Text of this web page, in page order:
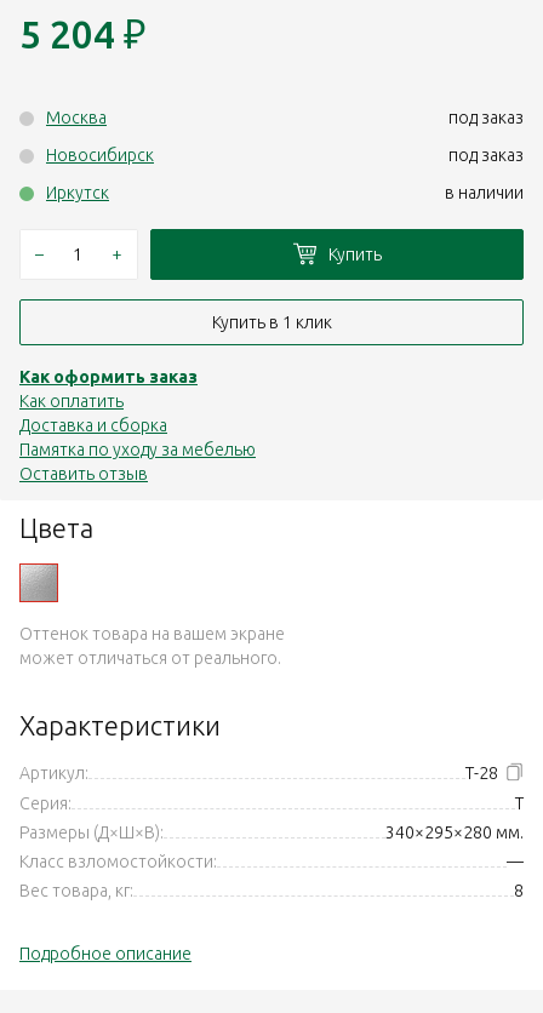
Цвета
Оттенок товара на вашем экране
может отличаться от реального.
Характеристики
Артикул:
Т-28
Серия:
T
Размеры (Д×Ш×В):
340×295×280 мм.
Класс взломостойкости:
—
Вес товара, кг:
8
Подробное описание
5 204 ₽
Москва
под заказ
Новосибирск
под заказ
Иркутск
в наличии
– + Купить
Купить в 1 клик
Как оформить заказ
Как оплатить
Доставка и сборка
Памятка по уходу за мебелью
Оставить отзыв